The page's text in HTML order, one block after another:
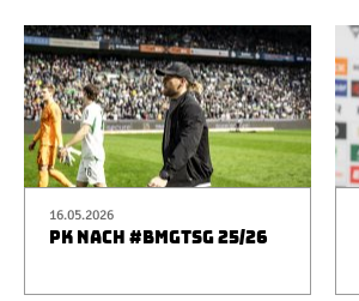
16.05.2026
PK NACH #BMGTSG 25/26